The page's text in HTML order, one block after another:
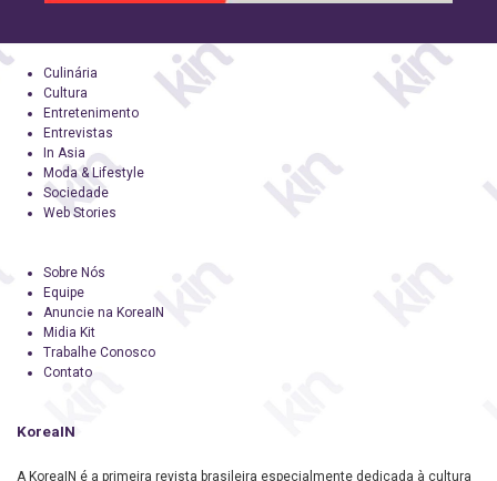
Culinária
Cultura
Entretenimento
Entrevistas
In Asia
Moda & Lifestyle
Sociedade
Web Stories
Sobre Nós
Equipe
Anuncie na KoreaIN
Midia Kit
Trabalhe Conosco
Contato
KoreaIN
A KoreaIN é a primeira revista brasileira especialmente dedicada à cultura